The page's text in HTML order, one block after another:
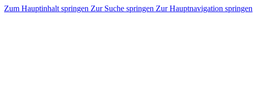
Zum Hauptinhalt springen Zur Suche springen Zur Hauptnavigation springen